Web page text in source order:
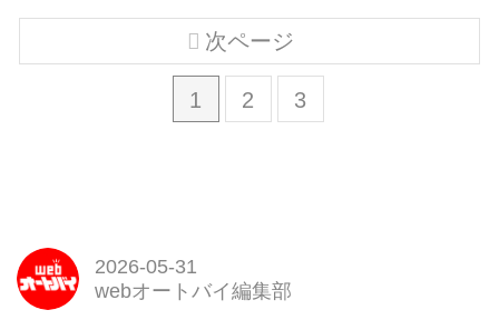
1 2 3
次ページ
2026-05-31
webオートバイ編集部